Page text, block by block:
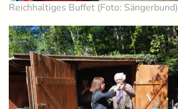
Reichhaltiges Buffet (Foto: Sängerbund)